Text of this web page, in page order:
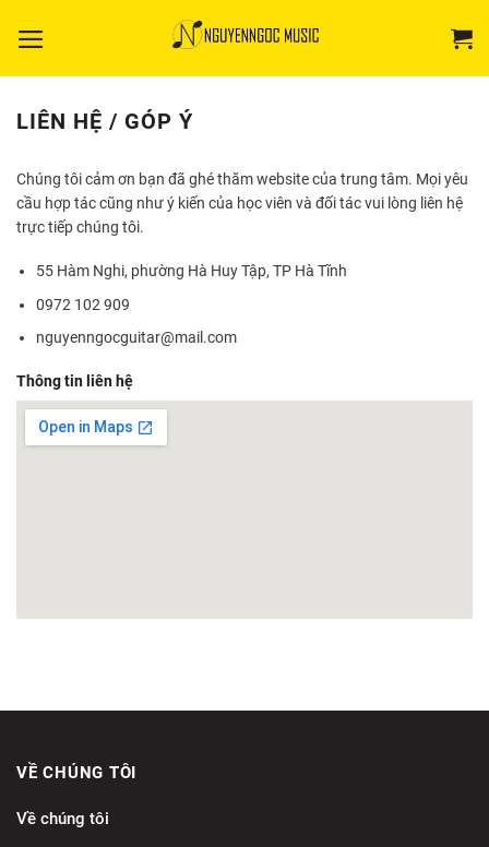
qua
LIÊN HỆ / GÓP Ý
Chúng tôi cảm ơn bạn đã ghé thăm website của trung tâm. Mọi yêu
cầu hợp tác cũng như ý kiến của học viên và đối tác vui lòng liên hệ
trực tiếp chúng tôi.
55 Hàm Nghi, phường Hà Huy Tập, TP Hà Tĩnh
0972 102 909
nguyenngocguitar@mail.com
Thông tin liên hệ
VỀ CHÚNG TÔI
Về chúng tôi